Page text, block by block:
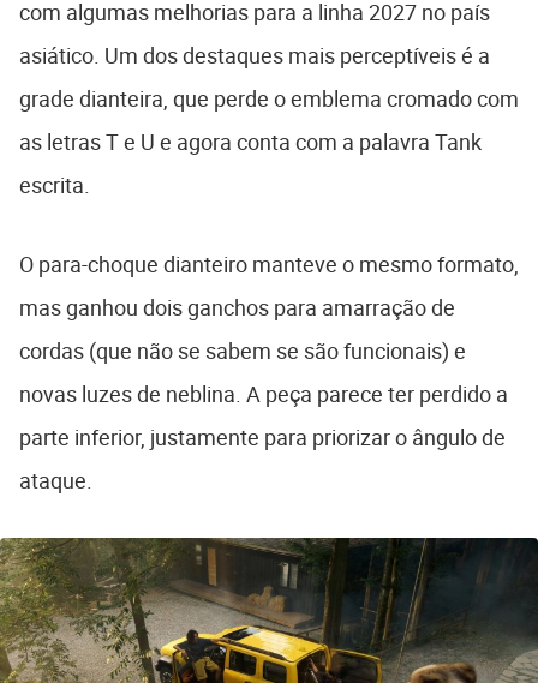
com algumas melhorias para a linha 2027 no país
asiático. Um dos destaques mais perceptíveis é a
grade dianteira, que perde o emblema cromado com
as letras T e U e agora conta com a palavra Tank
escrita.
O para-choque dianteiro manteve o mesmo formato,
mas ganhou dois ganchos para amarração de
cordas (que não se sabem se são funcionais) e
novas luzes de neblina. A peça parece ter perdido a
parte inferior, justamente para priorizar o ângulo de
ataque.